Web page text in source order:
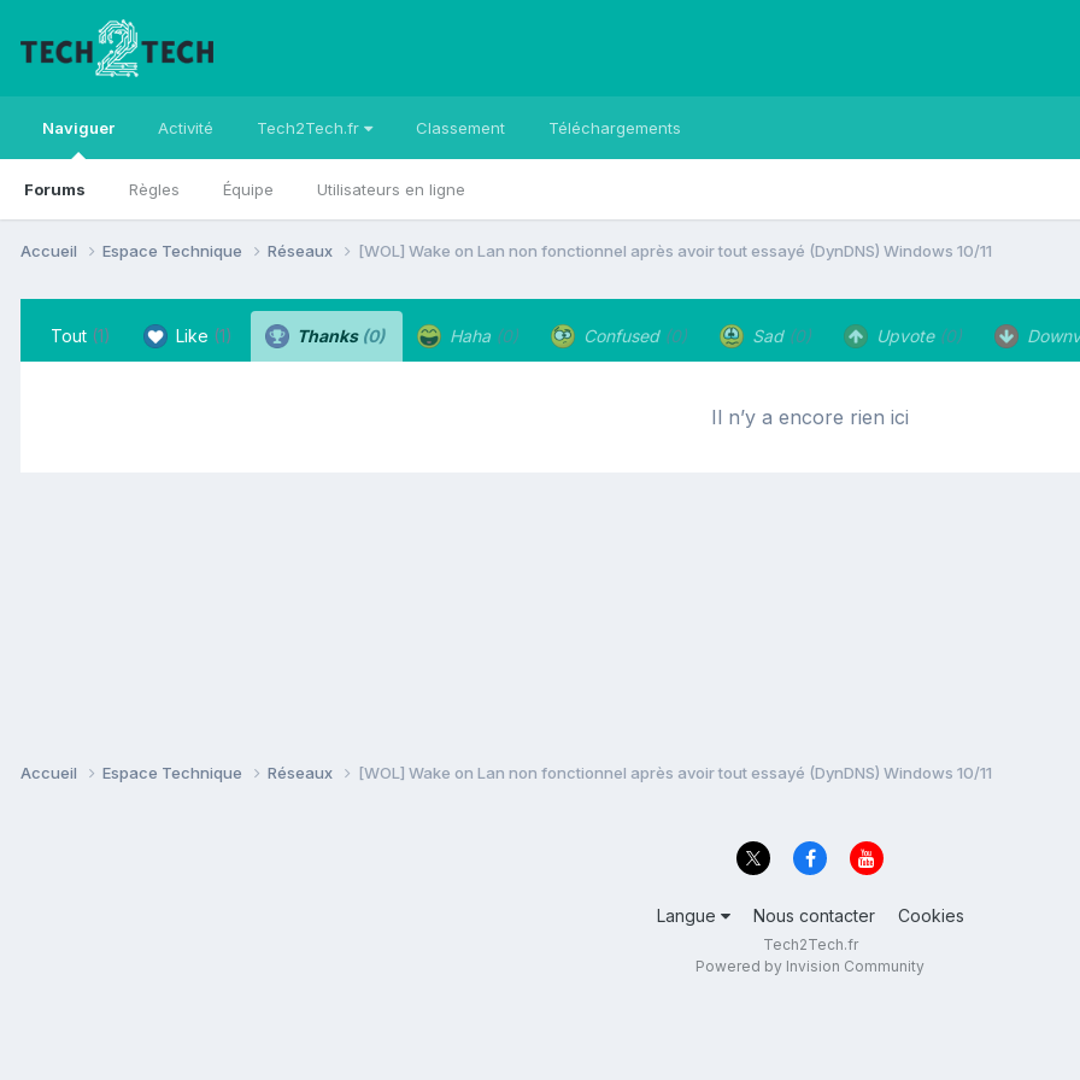
Naviguer
Forums Règles Équipe Utilisateurs en ligne
Activité Tech2Tech.fr Classement Téléchargements
Accueil Espace Technique Réseaux [WOL] Wake on Lan non fonctionnel après avoir tout essayé (DynDNS) Windows 10/11
Tout (1) Like (1) Thanks (0) Haha (0) Confused (0) Sad (0) Upvote (0)
Il n’y a encore rien ici
Accueil Espace Technique Réseaux [WOL] Wake on Lan non fonctionnel après avoir tout essayé (DynDNS) Windows 10/11
Langue Nous contacter Cookies
Tech2Tech.fr
Powered by Invision Community